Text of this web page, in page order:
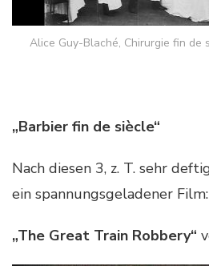
Alice Guy-Blaché, Chirurgie fin de
„Barbier fin de siècle“
Nach diesen 3, z. T. sehr
ein spannungsgeladener Film:
„The Great Train Robbery“